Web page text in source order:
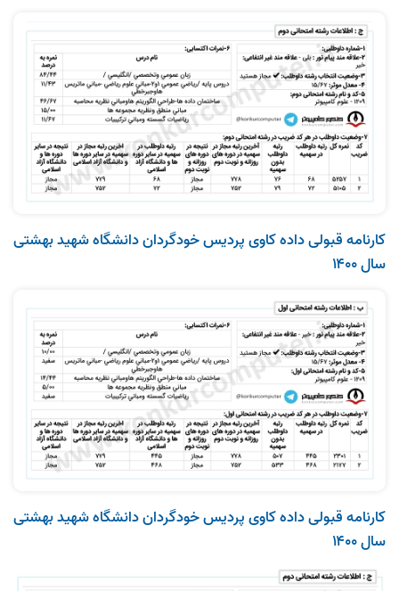
کارنامه قبولی داده‌ کاوی پردیس خودگردان دانشگاه شهید بهشتی
سال ۱۴۰۰
کارنامه قبولی داده‌ کاوی پردیس خودگردان دانشگاه شهید بهشتی
سال ۱۴۰۰